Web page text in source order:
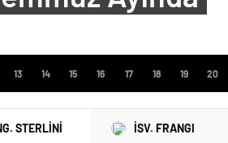
STERLİNİ İSV. FRANGI